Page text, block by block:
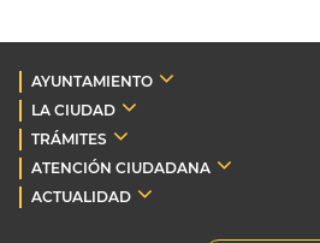
AYUNTAMIENTO
LA CIUDAD
TRÁMITES
ATENCIÓN CIUDADANA
ACTUALIDAD